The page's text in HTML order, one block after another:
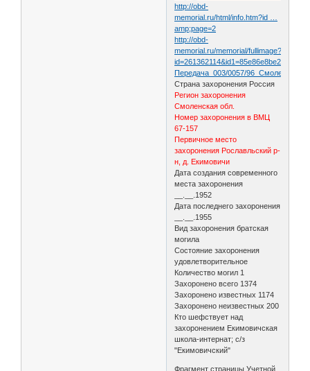
http://obd-
memorial.ru/html/info.htm?id …
amp;page=2
http://obd-
memorial.ru/memorial/fullimage?
Передача_003/0057/
Страна захоронения Россия
Регион захоронения
Смоленская обл.
Номер захоронения в ВМЦ
67-157
Первичное место
захоронения Рославльский р-
н, д. Екимовичи
Дата создания современного
места захоронения
__.__.1952
Дата последнего захоронения
__.__.1955
Вид захоронения братская
могила
Состояние захоронения
удовлетворительное
Количество могил 1
Захоронено всего 1374
Захоронено известных 1174
Захоронено неизвестных 200
Кто шефствует над
захоронением Екимовичская
школа-интернат; с/з
"Екимовичский"
Фрагмент страницы Учетной